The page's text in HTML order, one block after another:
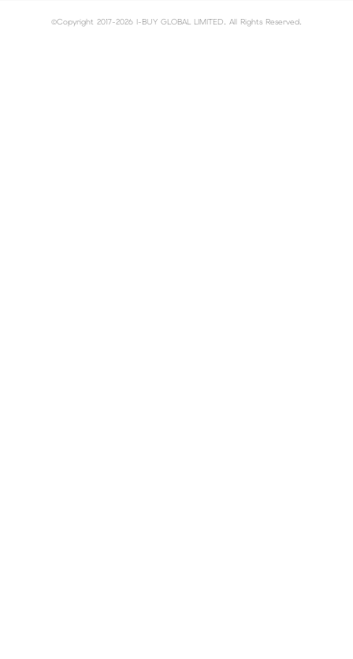
©Copyright 2017-2026 I-BUY GLOBAL LIMITED. All Rights Reserved.